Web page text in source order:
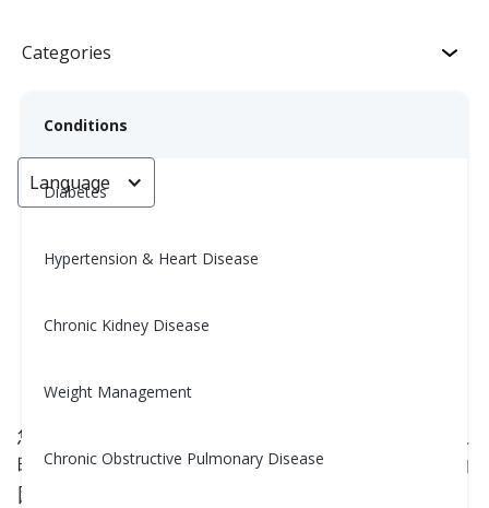
Categories
Conditions
Diabetes
Hypertension & Heart Disease
Chronic Kidney Disease
Weight Management
Chronic Obstructive Pulmonary Disease
Language
一杯酒究竟會對你的血壓產生什麼
您可能已经在注意盐摄入、服用药物并保持步数，但
晚餐时那杯葡萄酒呢？酒精是在血压方面最被忽视的
因素之一。即使